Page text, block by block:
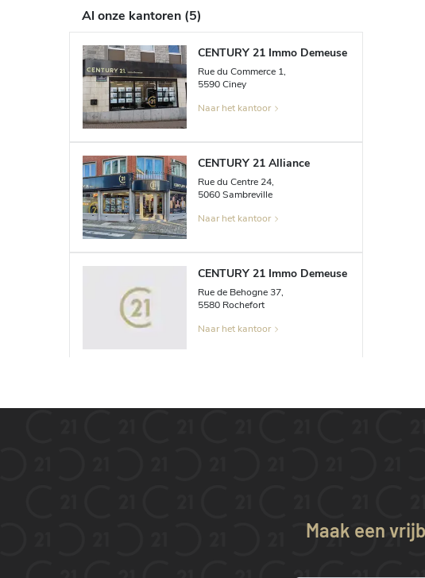
Al onze kantoren (5)
CENTURY 21 Immo Demeuse
Rue du Commerce 1,
5590 Ciney
Naar het kantoor
CENTURY 21 Alliance
Rue du Centre 24,
5060 Sambreville
Naar het kantoor
CENTURY 21 Immo Demeuse
Rue de Behogne 37,
5580 Rochefort
Naar het kantoor
Maak een